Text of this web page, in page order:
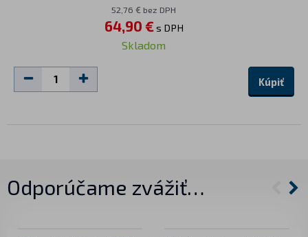
52,76 € bez DPH
64,90 €s DPH
Skladom
Kúpiť
Odporúčame zvážiť…